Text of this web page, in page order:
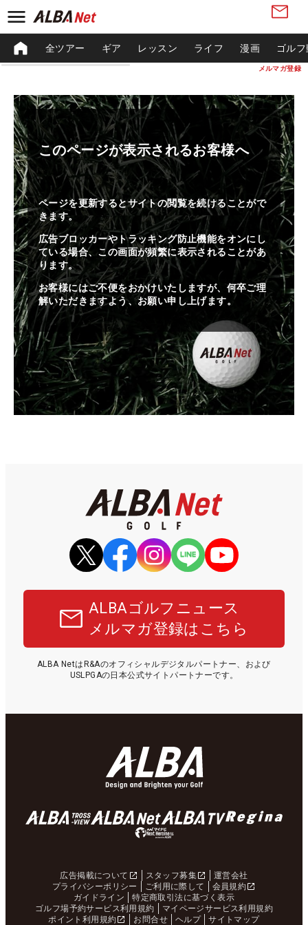
メルマガ登録
全ツアー ギア レッスン ライフ 漫画 ゴル
このページが表示されるお客様へ
ページを更新するとサイトの閲覧を続けることがで
きます。
広告ブロッカーやトラッキング防止機能をオンにし
ている場合、この画面が頻繁に表示されることがあ
ります。
お客様にはご不便をおかけいたしますが、何卒ご理
解いただきますよう、お願い申し上げます。
ALBAゴルフニュース
メルマガ登録はこちら
ALBA NetはR&Aのオフィシャルデジタルパートナー、および
USLPGAの日本公式サイトパートナーです。
広告掲載について スタッフ募集
運営会社
プライバシーポリシー
ご利用に際して
会員規約
ガイドライン
特定商取引法に基づく表示
ゴルフ場予約サービス利用規約
マイページサービス利用規約
ポイント利用規約
お問合せ ヘルプ サイトマップ